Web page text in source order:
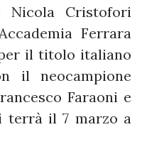
Cristofori
Ferrara
il titolo italiano
il neocampione
Faraoni e
terrà il 7 marzo a